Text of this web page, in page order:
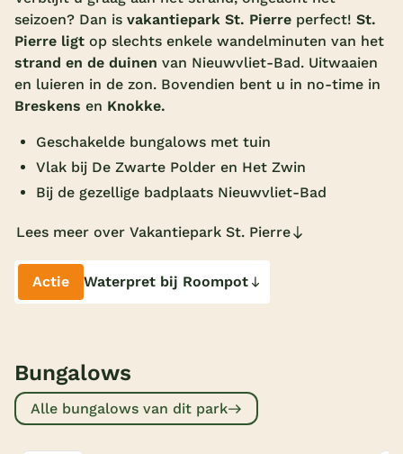
Overdekt zwembad
Wildwaterbaan
Indoor speeltuin
Keuzehulp
Bestemmingen
Nederland
Duitsland
seizoen? Dan is vakantiepark St. Pierre perfect! St.
Pierre ligt op slechts enkele wandelminuten van het
strand en de duinen van Nieuwvliet-Bad. Uitwaaien
en luieren in de zon. Bovendien bent u in no-time in
Breskens en Knokke.
Geschakelde bungalows met tuin
Vlak bij De Zwarte Polder en Het Zwin
Bij de gezellige badplaats Nieuwvliet-Bad
Lees meer over Vakantiepark St. Pierre
Actie Waterpret bij Roompot
Bungalows
Alle bungalows van dit park